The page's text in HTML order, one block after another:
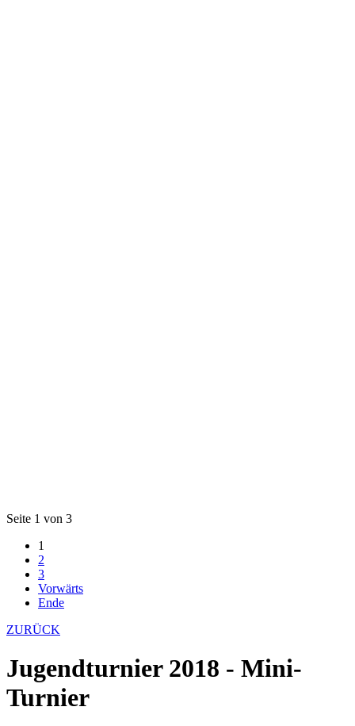
Seite 1 von 3
1
2
3
Vorwärts
Ende
ZURÜCK
Jugendturnier 2018 - Mini-
Turnier